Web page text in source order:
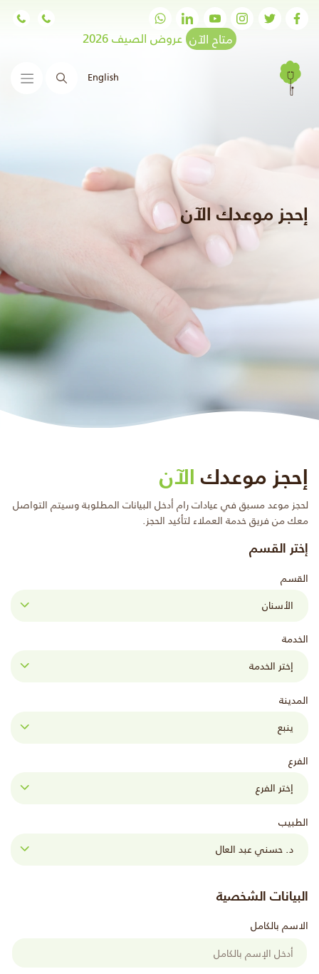
متاح الآن عروض الصيف 2026
English البحث
إحجز موعدك الآن
إحجز موعدكالآن
لحجز موعد مسبق في عيادات رام أدخل البيانات المطلوبة وسيتم التواصل
معك من فريق خدمة العملاء لتأكيد الحجز.
إختر القسم
القسم
الخدمة
المدينة
الفرع
الطبيب
البيانات الشخصية
الاسم بالكامل